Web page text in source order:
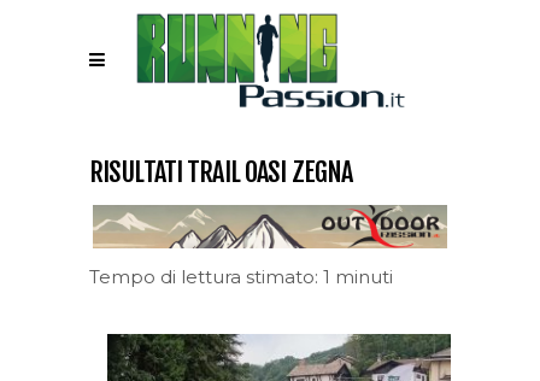
RISULTATI TRAIL OASI ZEGNA
Tempo di lettura stimato: 1 minuti